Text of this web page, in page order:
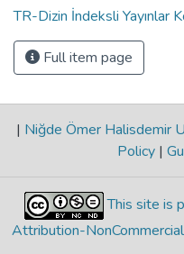
TR-Dizin İndeksli Yayınlar
Full item page
| Niğde Ömer Halisdemir
Policy |
This site is
Attribution-